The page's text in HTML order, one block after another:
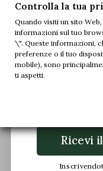
Treviso Sneaker
navy
(11)
Controlla la tua
Quando visiti un sito
informazioni sul tuo
\". Queste informazioni,
preferenze o il tuo
mobile), sono
ti aspetti.
sul
Unisciti a
nostre offerte
Ricevi